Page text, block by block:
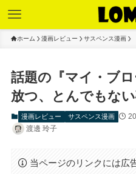
ホーム 漫画レビュー サスペンス漫画
話題の『マイ・ブ
放つ、とんでもな
漫画レビュー サスペンス漫画
渡邊 玲子
当ページのリンクには広